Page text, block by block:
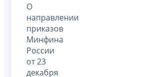
О
направлении
приказов
Минфина
России
от 23
декабря